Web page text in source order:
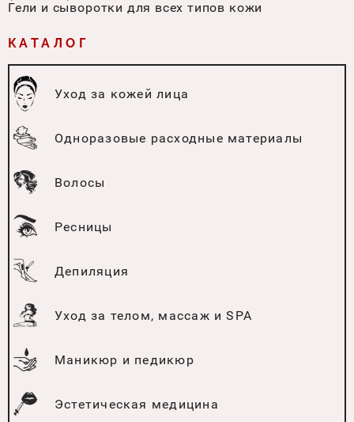
Гели и сыворотки для всех типов кожи
КАТАЛОГ
Уход за кожей лица
Одноразовые расходные материалы
Волосы
Ресницы
Депиляция
Уход за телом, массаж и SPA
Маникюр и педикюр
Эстетическая медицина